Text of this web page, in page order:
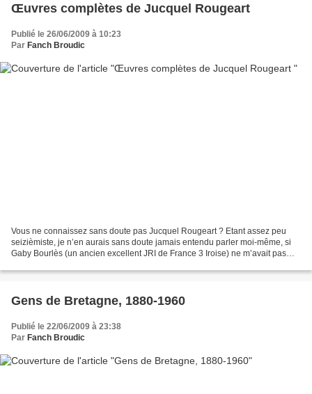
Œuvres complètes de Jucquel Rougeart
Publié le 26/06/2009 à 10:23
Par Fanch Broudic
Vous ne connaissez sans doute pas Jucquel Rougeart ? Etant assez peu
seizièmiste, je n’en aurais sans doute jamais entendu parler moi-même, si
Gaby Bourlès (un ancien excellent JRI de France 3 Iroise) ne m’avait pas
Gens de Bretagne, 1880-1960
Publié le 22/06/2009 à 23:38
Par Fanch Broudic